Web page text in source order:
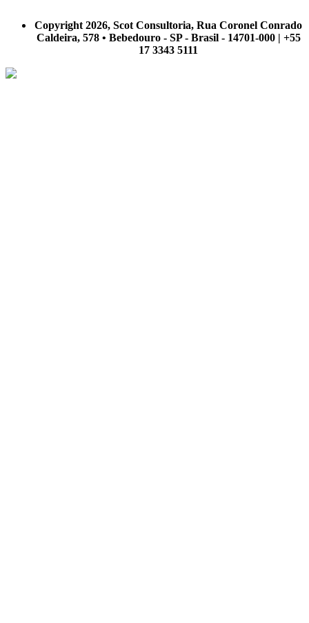
Copyright 2026, Scot Consultoria, Rua Coronel Conrado
Caldeira, 578 • Bebedouro - SP - Brasil - 14701-000 | +55
17 3343 5111